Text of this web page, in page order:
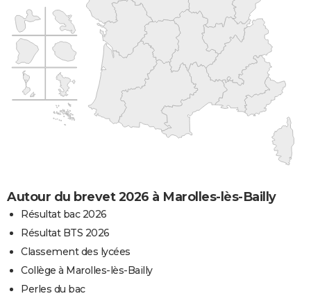
Autour du brevet 2026 à Marolles-lès-Bailly
Résultat bac 2026
Résultat BTS 2026
Classement des lycées
Collège à Marolles-lès-Bailly
Perles du bac